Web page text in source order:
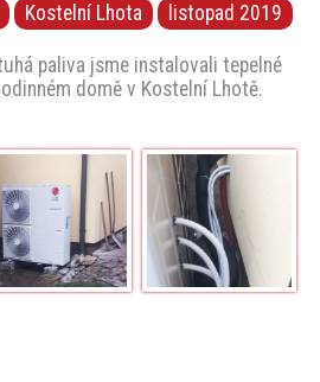
Kostelní Lhota listopad 2019
paliva jsme instalovali tepelné
domě v Kostelní Lhotě.